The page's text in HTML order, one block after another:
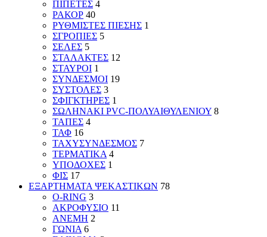
ΠΙΠΕΤΕΣ 4
ΡΑΚΟΡ 40
ΡΥΘΜΙΣΤΕΣ ΠΙΕΣΗΣ 1
ΣΓΡΟΠΙΕΣ 5
ΣΕΛΕΣ 5
ΣΤΑΛΑΚΤΕΣ 12
ΣΤΑΥΡΟΙ 1
ΣΥΝΔΕΣΜΟΙ 19
ΣΥΣΤΟΛΕΣ 3
ΣΦΙΓΚΤΗΡΕΣ 1
ΣΩΛΗΝΑΚΙ PVC-ΠΟΛΥΑΙΘΥΛΕΝΙΟΥ 8
ΤΑΠΕΣ 4
ΤΑΦ 16
ΤΑΧΥΣΥΝΔΕΣΜΟΣ 7
ΤΕΡΜΑΤΙΚΑ 4
ΥΠΟΔΟΧΕΣ 1
ΦΙΣ 17
ΕΞΑΡΤΗΜΑΤΑ ΨΕΚΑΣΤΙΚΩΝ 78
O-RING 3
ΑΚΡΟΦΥΣΙΟ 11
ΑΝΕΜΗ 2
ΓΩΝΙΑ 6